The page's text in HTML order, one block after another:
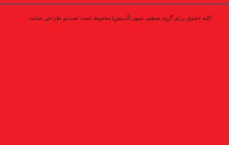
کلیه حقوق برای گروه صنعتی سپهر (آیدیش) محفوظ است استدیو طراحی سایت